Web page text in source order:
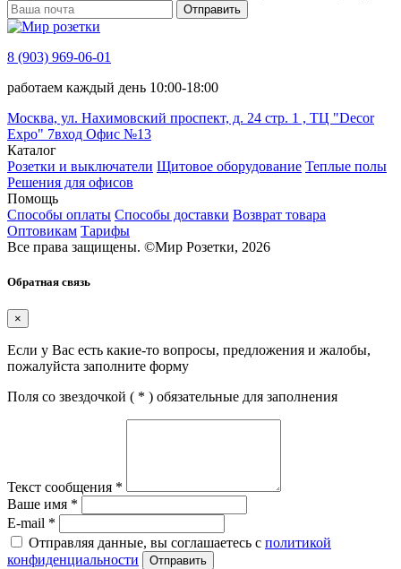
Отправить
8 (903) 969-06-01
работаем каждый день 10:00-18:00
Москва, ул. Нахимовский проспект, д. 24 стр. 1 , ТЦ "Decor
Expo" 7вход Офис №13
Каталог
Розетки и выключатели Щитовое оборудование Теплые полы
Решения для офисов
Помощь
Способы оплаты Способы доставки Возврат товара
Оптовикам Тарифы
Все права защищены. ©Мир Розетки, 2026
Обратная связь
×
Если у Вас есть какие-то вопросы, предложения и жалобы,
пожалуйста заполните форму
Поля со звездочкой ( * ) обязательные для заполнения
Текст сообщения *
Ваше имя *
E-mail *
Отправляя данные, вы соглашаетесь с политикой
конфиденциальности
Отправить